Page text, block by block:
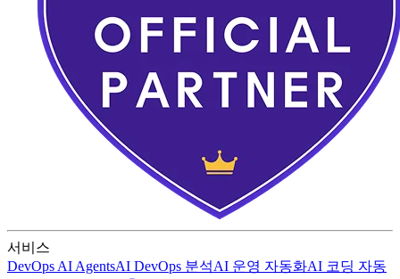
서비스
DevOps AI AgentsAI DevOps 분석AI 운영 자동화AI 코딩 자동